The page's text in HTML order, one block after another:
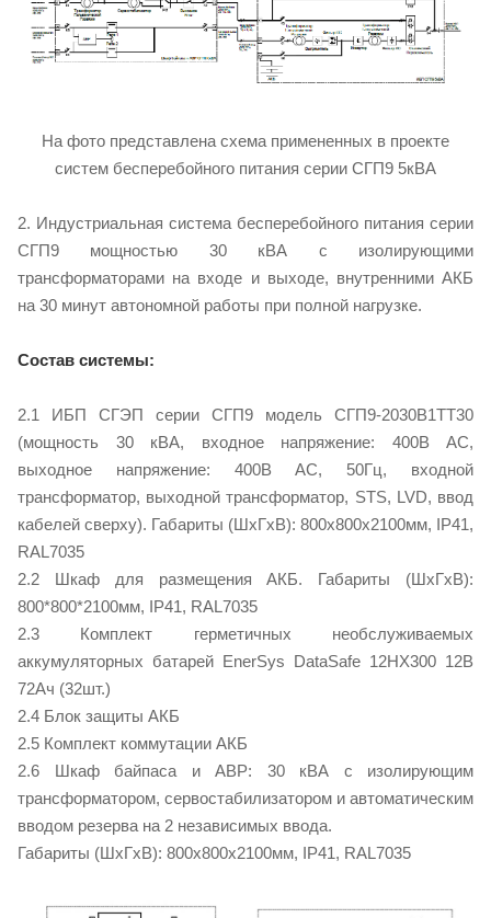
На фото представлена схема примененных в проекте
систем бесперебойного питания серии СГП9 5кВА
2. Индустриальная система бесперебойного питания серии
СГП9 мощностью 30 кВА с изолирующими
трансформаторами на входе и выходе, внутренними АКБ
на 30 минут автономной работы при полной нагрузке.
Состав системы:
2.1 ИБП СГЭП серии СГП9 модель СГП9-2030В1TT30
(мощность 30 кВА, входное напряжение: 400В AC,
выходное напряжение: 400В AC, 50Гц, входной
трансформатор, выходной трансформатор, STS, LVD, ввод
кабелей сверху). Габариты (ШxГxВ): 800x800x2100мм, IP41,
RAL7035
2.2 Шкаф для размещения АКБ. Габариты (ШxГxВ):
800*800*2100мм, IP41, RAL7035
2.3 Комплект герметичных необслуживаемых
аккумуляторных батарей EnerSys DataSafe 12HX300 12В
72Ач (32шт.)
2.4 Блок защиты АКБ
2.5 Комплект коммутации АКБ
2.6 Шкаф байпаса и АВР: 30 кВА с изолирующим
трансформатором, сервостабилизатором и автоматическим
вводом резерва на 2 независимых ввода.
Габариты (ШxГxВ): 800x800x2100мм, IP41, RAL7035